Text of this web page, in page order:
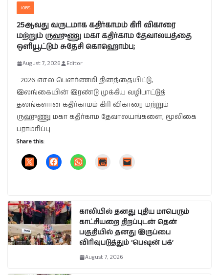
JOBS
25ஆவது வருடமாக கதிர்காமம் கிரி விகாரை
மற்றும் ருஹுணு மகா கதிர்காம தேவாலயத்தை
ஒளியூட்டும் சுதேசி கொஹொம்ப;
August 7, 2026 Editor
2026 எசல பௌர்ணமி தினத்தையிட்டு,
இலங்கையின் இரண்டு முக்கிய வழிபாட்டுத்
தலங்களான கதிர்காமம் கிரி விகாரை மற்றும்
ருஹுணு மகா கதிர்காம தேவாலயங்களை, மூலிகை
பராமரிப்பு
Share this:
காலியில் தனது புதிய மாபெரும்
காட்சியறை திறப்புடன் தென்
பகுதியில் தனது இருப்பை
விரிவுபடுத்தும் ‘பெஷன் பக்’
August 7, 2026